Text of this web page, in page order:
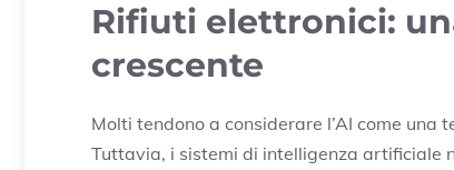
Rifiuti elettronici:
crescente
Molti tendono a considerare l’AI come
Tuttavia, i sistemi di intelligenza artificiale